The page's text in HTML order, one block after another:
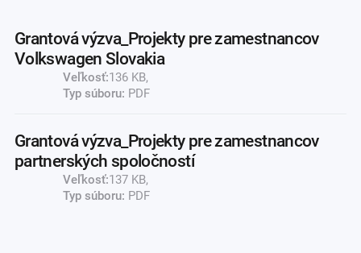
Grantová výzva_Projekty pre zamestnancov
Volkswagen Slovakia
Veľkosť:136 KB,
Typ súboru: PDF
Grantová výzva_Projekty pre zamestnancov
partnerských spoločností
Veľkosť:137 KB,
Typ súboru: PDF